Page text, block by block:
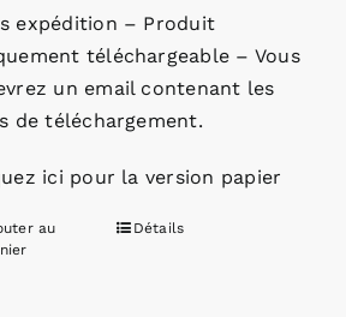
expédition – Produit
téléchargeable – Vous
un email contenant les
de téléchargement.
ici pour la version papier
au
Détails